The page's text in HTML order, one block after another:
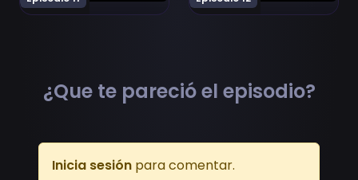
¿Que te pareció el episodio?
Inicia sesión para comentar.